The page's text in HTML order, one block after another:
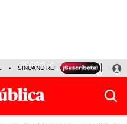
SINUANO RESULTADOS HOY